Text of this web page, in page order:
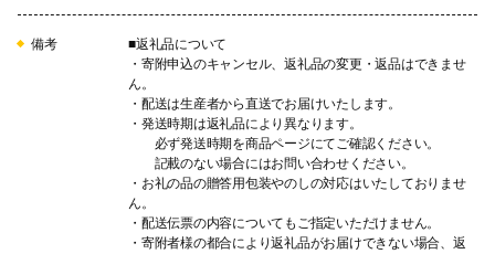
備考
■返礼品について
・寄附申込のキャンセル、返礼品の変更・返品はできませ
ん。
・配送は生産者から直送でお届けいたします。
・発送時期は返礼品により異なります。
必ず発送時期を商品ページにてご確認ください。
記載のない場合にはお問い合わせください。
・お礼の品の贈答用包装やのしの対応はいたしておりませ
ん。
・配送伝票の内容についてもご指定いただけません。
・寄附者様の都合により返礼品がお届けできない場合、返